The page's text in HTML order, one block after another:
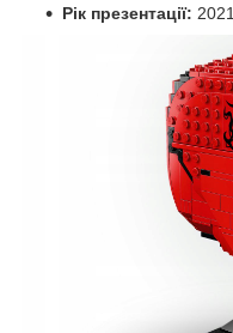
Рік презентації: 2021